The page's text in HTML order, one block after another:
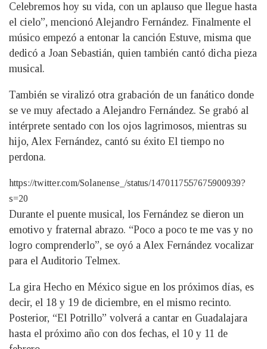
Celebremos hoy su vida, con un aplauso que llegue hasta
el cielo”, mencionó Alejandro Fernández. Finalmente el
músico empezó a entonar la canción Estuve, misma que
dedicó a Joan Sebastián, quien también cantó dicha pieza
musical.
También se viralizó otra grabación de un fanático donde
se ve muy afectado a Alejandro Fernández. Se grabó al
intérprete sentado con los ojos lagrimosos, mientras su
hijo, Alex Fernández, cantó su éxito El tiempo no
perdona.
https://twitter.com/Solanense_/status/1470117557675900939?
s=20
Durante el puente musical, los Fernández se dieron un
emotivo y fraternal abrazo. “Poco a poco te me vas y no
logro comprenderlo”, se oyó a Alex Fernández vocalizar
para el Auditorio Telmex.
La gira Hecho en México sigue en los próximos días, es
decir, el 18 y 19 de diciembre, en el mismo recinto.
Posterior, “El Potrillo” volverá a cantar en Guadalajara
hasta el próximo año con dos fechas, el 10 y 11 de